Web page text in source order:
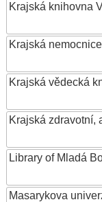
Krajská knihovna
Krajská
Krajská vědecká
Krajská zdravotní,
Library of Mladá
Masarykova